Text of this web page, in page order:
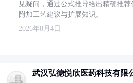
见疑问，通过公式推导给出精确推
附加工艺建议与扩展知识。
2026年8月4日
武汉弘德悦欣医药科技有限